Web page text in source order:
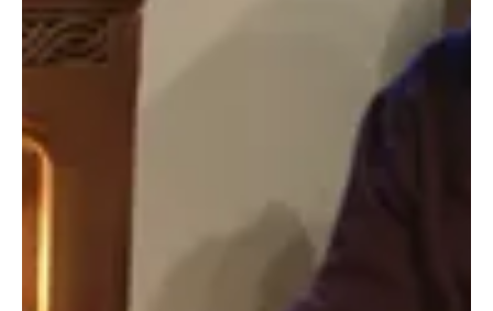
Gépek, szerszámok, technológiák
Pellet vagy Multipellet?
A pellet tüzelőanyag készülhet fa fűrészporból, energia növényből
(nádfélékből, fűzfélékből, vagy akár gabonafélékből), olajos
magvakból (napraforgó, olíva, repce stb.), mezőgazdasági
melléktermékekből (szalma, kukorica, búza, árpa).